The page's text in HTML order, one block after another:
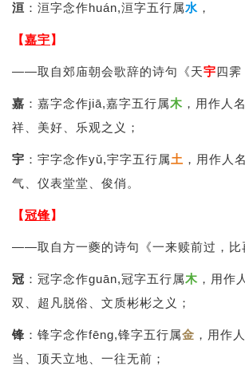
洹 ：洹字念作huán,洹字五行属水 ，
【嘉宇】
——取自郊庙朝会歌辞的诗句《天宇四霁
嘉 ：嘉字念作jiā,嘉字五行属木 ，用作人
祥、美好、乐观之义；
宇 ：宇字念作yǔ,宇字五行属土 ，用作人
气、仪表堂堂、俊俏。
【冠锋】
——取自方一夔的诗句《一来赎前过，比
冠 ：冠字念作guān,冠字五行属木 ，用作
双、超凡脱俗、文质彬彬之义；
锋 ：锋字念作fēng,锋字五行属金 ，用作
当、顶天立地、一往无前；